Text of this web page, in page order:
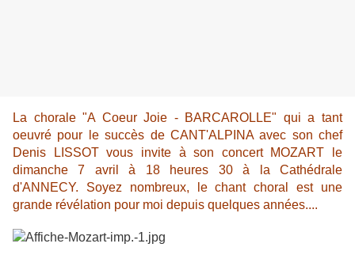
La chorale "A Coeur Joie - BARCAROLLE" qui a tant
oeuvré pour le succès de CANT'ALPINA avec son chef
Denis LISSOT vous invite à son concert MOZART le
dimanche 7 avril à 18 heures 30 à la Cathédrale
d'ANNECY. Soyez nombreux, le chant choral est une
grande révélation pour moi depuis quelques années....